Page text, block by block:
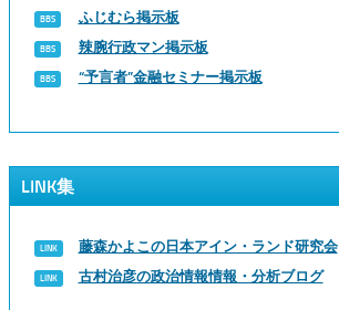
ふじむら掲示板
辣腕行政マン掲示板
“予言者”金融セミナー掲示板
LINK集
藤森かよこの日本アイン・ランド研究会
古村治彦の政治情報情報・分析ブログ